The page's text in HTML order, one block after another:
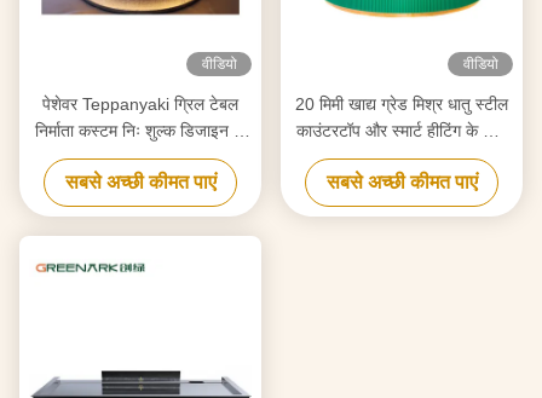
वीडियो
पेशेवर Teppanyaki ग्रिल टेबल
निर्माता कस्टम निः शुल्क डिजाइन के
साथ बनाया विश्वसनीय Hibachi
ग्रिल उपकरण आपूर्तिकर्ता
सबसे अच्छी कीमत पाएं
वीडियो
20 मिमी खाद्य ग्रेड मिश्र धातु स्टील
काउंटरटॉप और स्मार्ट हीटिंग के साथ
उच्च दक्षता वाले टेपनीकी ग्रिल
सबसे अच्छी कीमत पाएं